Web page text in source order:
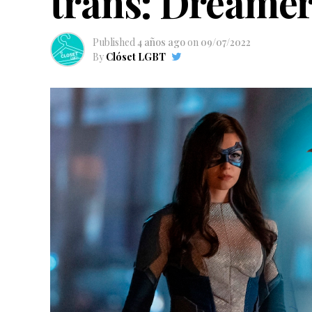
Published4 años ago on 09/07/2022
By Clóset LGBT